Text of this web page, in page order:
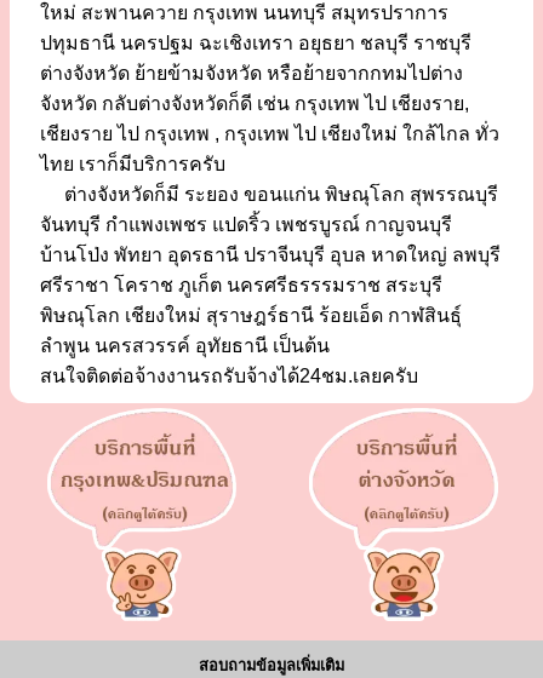
ใหม่ สะพานควาย กรุงเทพ นนทบุรี สมุทรปราการ
ปทุมธานี นครปฐม ฉะเชิงเทรา อยุธยา ชลบุรี ราชบุรี
ต่างจังหวัด ย้ายข้ามจังหวัด หรือย้ายจากกทมไปต่าง
จังหวัด กลับต่างจังหวัดก็ดี เช่น กรุงเทพ ไป เชียงราย,
เชียงราย ไป กรุงเทพ , กรุงเทพ ไป เชียงใหม่ ใกล้ไกล ทั่ว
ไทย เราก็มีบริการครับ
ต่างจังหวัดก็มี ระยอง ขอนแก่น พิษณุโลก สุพรรณบุรี
จันทบุรี กำแพงเพชร แปดริ้ว เพชรบูรณ์ กาญจนบุรี
บ้านโป่ง พัทยา อุดรธานี ปราจีนบุรี อุบล หาดใหญ่ ลพบุรี
ศรีราชา โคราช ภูเก็ต นครศรีธรรรมราช สระบุรี
พิษณุโลก เชียงใหม่ สุราษฎร์ธานี ร้อยเอ็ด กาฬสินธุ์
ลำพูน นครสวรรค์ อุทัยธานี เป็นต้น
สนใจติดต่อจ้างงานรถรับจ้างได้24ชม.เลยครับ
สอบถามข้อมูลเพิ่มเติม